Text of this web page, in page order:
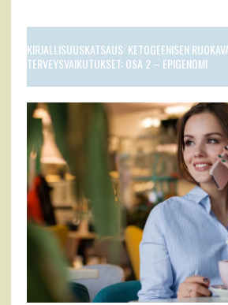
KIRJALLISUUSKATSAUS: KETOGEENISEN
TERVEYSVAIKUTUKSET: OSA 2 – EPIGENOMI